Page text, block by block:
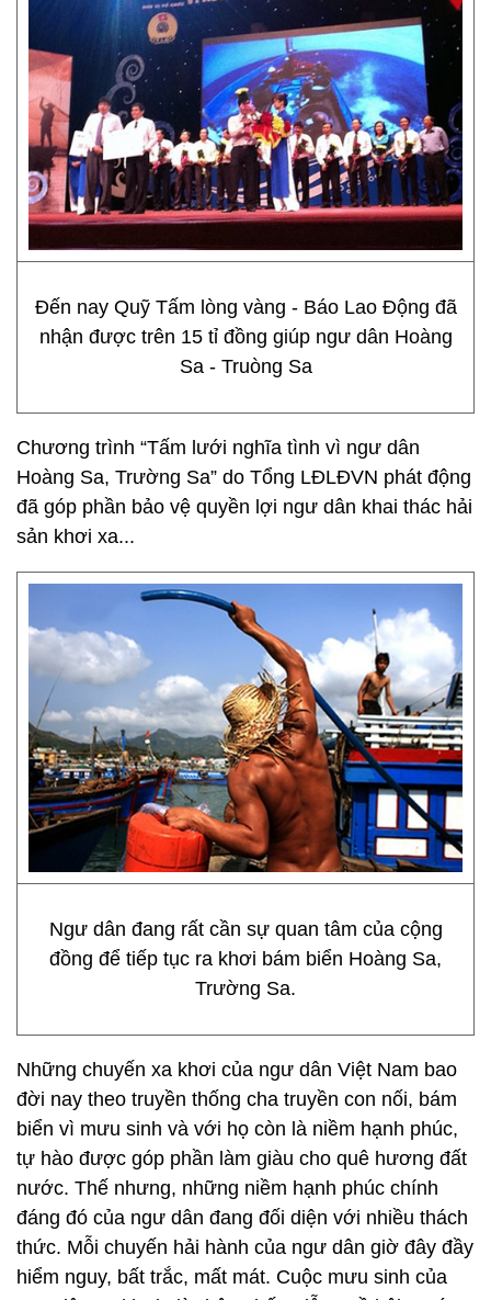
Đến nay Quỹ Tấm lòng vàng - Báo Lao Động đã
nhận được trên 15 tỉ đồng giúp ngư dân Hoàng
Sa - Truòng Sa
Chương trình “Tấm lưới nghĩa tình vì ngư dân
Hoàng Sa, Trường Sa” do Tổng LĐLĐVN phát động
đã góp phần bảo vệ quyền lợi ngư dân khai thác hải
sản khơi xa...
Ngư dân đang rất cần sự quan tâm của cộng
đồng để tiếp tục ra khơi bám biển Hoàng Sa,
Trường Sa.
Những chuyến xa khơi của ngư dân Việt Nam bao
đời nay theo truyền thống cha truyền con nối, bám
biển vì mưu sinh và với họ còn là niềm hạnh phúc,
tự hào được góp phần làm giàu cho quê hương đất
nước. Thế nhưng, những niềm hạnh phúc chính
đáng đó của ngư dân đang đối diện với nhiều thách
thức. Mỗi chuyến hải hành của ngư dân giờ đây đầy
hiểm nguy, bất trắc, mất mát. Cuộc mưu sinh của